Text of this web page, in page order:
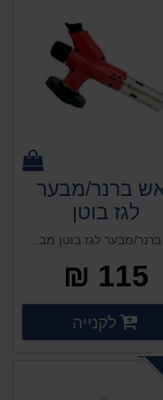
ברנר/מבער
לגז בוטן
ראש ברנר/מבער לגז בוטן מבער הצתה
115 ₪
פרטים נוספים
לקנייה